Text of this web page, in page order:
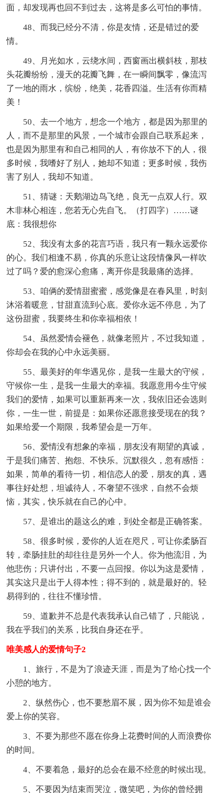
面，却发现再也回不到过去，这将是多么可怕的事情。
48、而我已经分不清，你是友情，还是错过的爱
情。
49、月光如水，云绕水间，西窗画出横斜枝，那枝
头花瓣纷纷，漫天的花瓣飞舞，在一瞬间飘零，像流泻
了一地的雨水，缤纷，绝美，花香四溢。生活有你而精
美！
50、去一个地方，想念一个地方，都是因为那里的
人，而不是那里的风景，一个城市会跟自己联系起来，
也是因为那里有和自己相同的人，有你放不下的人，很
多时候，我嗜好了别人，她却不知道；更多时候，我伤
害了别人，我却不知道。
51、猜谜：天鹅湖边鸟飞绝，良无一点双人行。双
木非林心相连，您若无心先自飞。（打四字）……谜
底：我很想你
52、我没有太多的花言巧语，我只有一颗永远爱你
的心。我们相逢不易，你真的乐意让这段情像风一样吹
过了吗？爱的愈深心愈痛，离开你是我最痛的选择。
53、咱俩的爱情甜蜜蜜，感觉像是在春风里，时刻
沐浴着暖意，甘甜直流到心底。爱你永远不停息，为了
这份甜蜜，我要终生和你幸福相依！
54、虽然爱情会褪色，就像老照片，不过我知道，
你却会在我的心中永远美丽。
55、最美好的年华遇见你，是我一生最大的守候，
守候你一生，是我一生最大的幸福。我愿意用今生守候
我们的爱情，如果可以重新再来一次，我依旧还会选则
你，一生一世，前提是：如果你还愿意接受现在的我？
如果给爱一个期限，我希望会是一万年。
56、爱情没有想象的幸福，朋友没有期望的真诚，
于是我们痛苦、抱怨、不快乐。沉默很久，忽有感悟：
如果，简单的看待一切，相信恋人的爱，朋友的真，遇
事往好处想，坦诚待人，不奢望不强求，自然不会烦
恼，其实，快乐就在自己的心中。
57、是谁出的题这么的难，到处全都是正确答案。
58、很多时候，爱你的人近在咫尺，可让你柔肠百
转，牵肠挂肚的却往往是另外一个人。你为他流泪，为
他悲伤；只讲付出，不要一点回报。你以为这是爱情，
其实这只是出于人得本性；得不到的，就是最好的。轻
易得到的，往往不懂珍惜。
59、道歉并不总是代表我承认自己错了，只能说，
我在乎我们的关系，比我自身还在乎。
唯美感人的爱情句子2
1、旅行，不是为了浪迹天涯，而是为了给心找一个
小憩的地方。
2、纵然伤心，也不要愁眉不展，因为你不知是谁会
爱上你的笑容。
3、不要为那些不愿在你身上花费时间的人而浪费你
的时间。
4、不要着急，最好的总会在最不经意的时候出现。
5、不要因为结束而哭泣，微笑吧，为你的曾经拥